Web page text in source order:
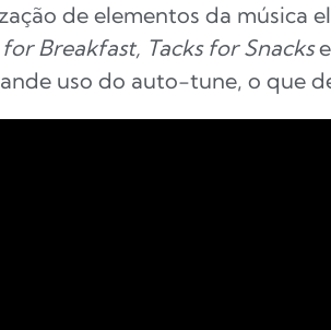
de elementos da música
Breakfast, Tacks for Snacks
uso do auto-tune, o que